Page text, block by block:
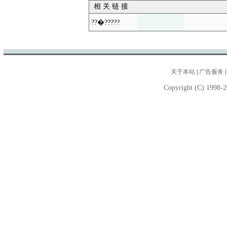
相 关 链 接
??�?????
关于本站 广告服务
Copyright (C) 1998-